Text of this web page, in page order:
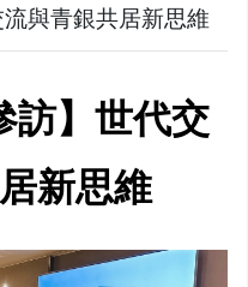
與青銀共居新思維
訪】世代交
新思維